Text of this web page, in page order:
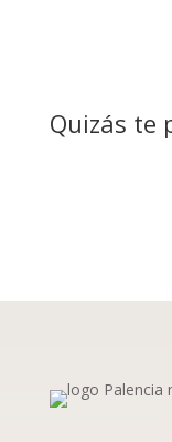
Quizás te